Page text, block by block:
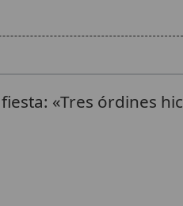
«Tres órdines hic